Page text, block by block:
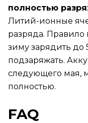
полностью
Литий-ионные
разряда. Правило
зиму зарядить до
подзаряжать.
следующего мая,
полностью.
FAQ